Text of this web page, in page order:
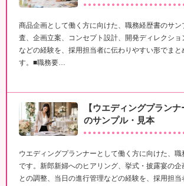
商品企画として働く方に向けた、職務経歴書のサン
査、企画立案、コンセプト設計、開発ディレクシ
などの経験を、採用担当者に伝わりやすい形でまと
す。■職務要…
【ウエディングプラン
のサンプル・見本
ウエディングプランナーとして働く方に向けた、
です。新郎新婦へのヒアリング、挙式・披露宴の
との調整、当日の進行管理などの経験を、採用担